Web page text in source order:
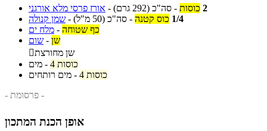
אורז פרסי מלא אורגני - 2 כוסות - סה"כ (292 גרם)
שמן קנולה - 1/4 כוס קטנה - סה"כ (50 מ"ל)
מלח ים - כף שטוחה
שום - שן
שן מחורצת
מים -
4 כוסות
מים רותחים -
4 כוסות
- פרסומת -
אופן הכנת המתכון